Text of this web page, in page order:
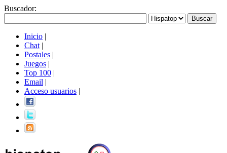
Buscador:
Inicio |
Chat |
Postales |
Juegos |
Top 100 |
Email |
Acceso usuarios |